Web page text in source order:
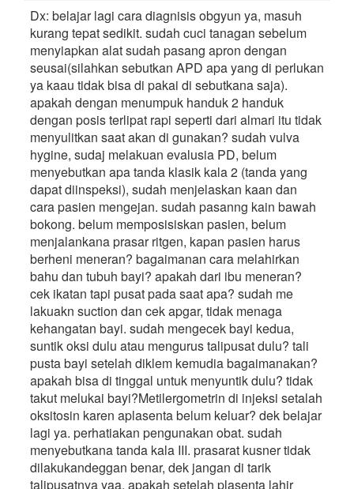
Dx: belajar lagi cara diagnisis obgyun ya, masuh
kurang tepat sedikit. sudah cuci tanagan sebelum
menyiapkan alat sudah pasang apron dengan
seusai(silahkan sebutkan APD apa yang di perlukan
ya kaau tidak bisa di pakai di sebutkana saja).
apakah dengan menumpuk handuk 2 handuk
dengan posis terlipat rapi seperti dari almari itu tidak
menyulitkan saat akan di gunakan? sudah vulva
hygine, sudaj melakuan evalusia PD, belum
menyebutkan apa tanda klasik kala 2 (tanda yang
dapat diinspeksi), sudah menjelaskan kaan dan
cara pasien mengejan. sudah pasanng kain bawah
bokong. belum memposisiskan pasien, belum
menjalankana prasar ritgen, kapan pasien harus
berheni meneran? bagaimanan cara melahirkan
bahu dan tubuh bayi? apakah dari ibu meneran?
cek ikatan tapi pusat pada saat apa? sudah me
lakuakn suction dan cek apgar, tidak menaga
kehangatan bayi. sudah mengecek bayi kedua,
suntik oksi dulu atau mengurus talipusat dulu? tali
pusta bayi setelah diklem kemudia bagaimanakan?
apakah bisa di tinggal untuk menyuntik dulu? tidak
takut melukai bayi?Metilergometrin di injeksi setalah
oksitosin karen aplasenta belum keluar? dek belajar
lagi ya. perhatiakan pengunakan obat. sudah
menyebutkana tanda kala III. prasarat kusner tidak
dilakukandeggan benar, dek jangan di tarik
talipusatnya yaa. apakah setelah plasenta lahir